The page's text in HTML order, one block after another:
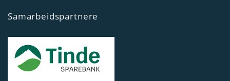
Samarbeidspartnere